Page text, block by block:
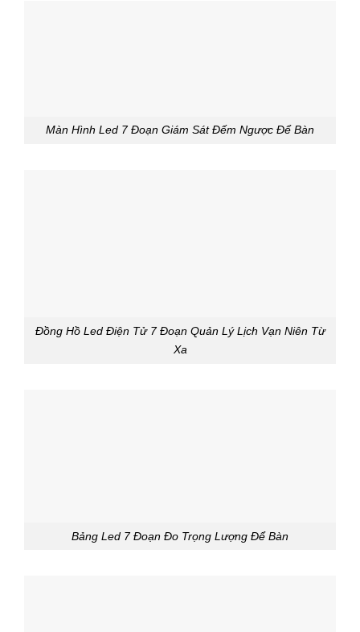
Màn Hình Led 7 Đoạn Giám Sát Đếm Ngược Để Bàn
Đồng Hồ Led Điện Tử 7 Đoạn Quản Lý Lịch Vạn Niên Từ
Xa
Bảng Led 7 Đoạn Đo Trọng Lượng Để Bàn